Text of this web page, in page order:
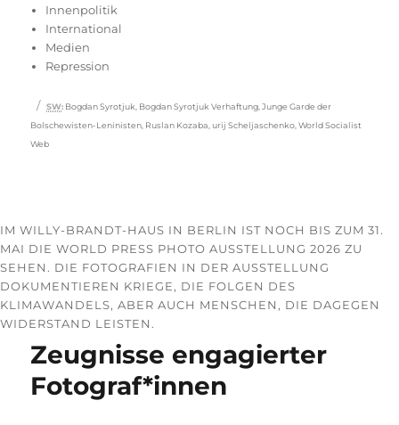
Innenpolitik
International
Medien
Repression
Schlagwörter
SW: Bogdan Syrotjuk Bogdan Syrotjuk Verhaftung ,Junge Garde der
Bolschewisten-Leninisten Ruslan Kozaba urij Scheljaschenko ,World Socialist
Web
IM WILLY-BRANDT-HAUS IN BERLIN IST NOCH BIS ZUM 31.
MAI DIE WORLD PRESS PHOTO AUSSTELLUNG 2026 ZU
SEHEN. DIE FOTOGRAFIEN IN DER AUSSTELLUNG
DOKUMENTIEREN KRIEGE, DIE FOLGEN DES
KLIMAWANDELS, ABER AUCH MENSCHEN, DIE DAGEGEN
WIDERSTAND LEISTEN.
Zeugnisse engagierter
Fotograf*innen